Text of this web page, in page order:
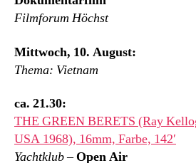
Filmforum Höchst
Mittwoch, 10. August:
Thema: Vietnam
ca. 21.30:
THE GREEN BERETS (Ray
USA 1968), 16mm, Farbe, 142′
Yachtklub–Open Air